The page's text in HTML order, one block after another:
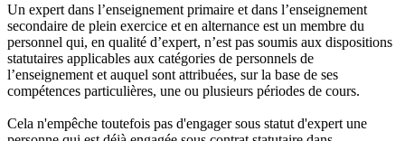
Un expert dans l’enseignement primaire et dans l’enseignement
secondaire de plein exercice et en alternance est un membre du
personnel qui, en qualité d’expert, n’est pas soumis aux dispositions
statutaires applicables aux catégories de personnels de
l’enseignement et auquel sont attribuées, sur la base de ses
compétences particulières, une ou plusieurs périodes de cours.
Cela n'empêche toutefois pas d'engager sous statut d'expert une